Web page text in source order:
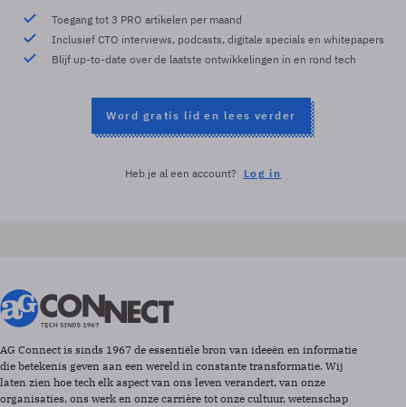
Toegang tot 3 PRO artikelen per maand
Inclusief CTO interviews, podcasts, digitale specials en whitepapers
Blijf up-to-date over de laatste ontwikkelingen in en rond tech
Word gratis lid en lees verder
Heb je al een account? Log in
AG Connect is sinds 1967 de essentiële bron van ideeën en informatie
die betekenis geven aan een wereld in constante transformatie. Wij
laten zien hoe tech elk aspect van ons leven verandert, van onze
organisaties, ons werk en onze carrière tot onze cultuur, wetenschap